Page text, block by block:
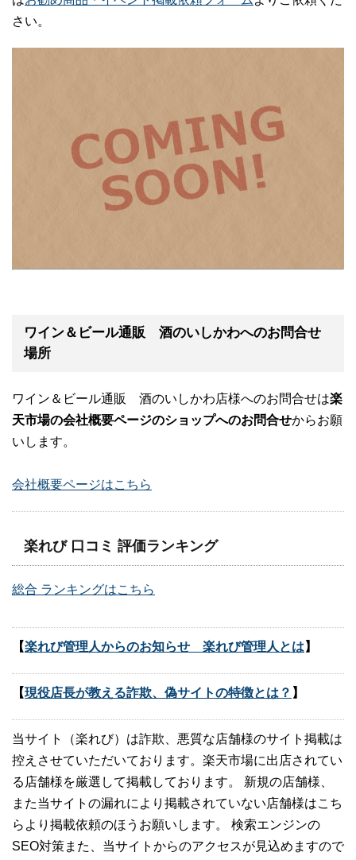
さい。
ワイン＆ビール通販 酒のいしかわへのお問合せ
場所
ワイン＆ビール通販 酒のいしかわ店様へのお問合せは楽
天市場の会社概要ページのショップへのお問合せからお願
いします。
会社概要ページはこちら
楽れび 口コミ 評価ランキング
総合 ランキングはこちら
【楽れび管理人からのお知らせ 楽れび管理人とは 】
【現役店長が教える詐欺、偽サイトの特徴とは？ 】
当サイト（楽れび）は詐欺、悪質な店舗様のサイト掲載は
控えさせていただいております。楽天市場に出店されてい
る店舗様を厳選して掲載しております。 新規の店舗様、
また当サイトの漏れにより掲載されていない店舗様はこち
らより掲載依頼のほうお願いします。 検索エンジンの
SEO対策また、当サイトからのアクセスが見込めますので